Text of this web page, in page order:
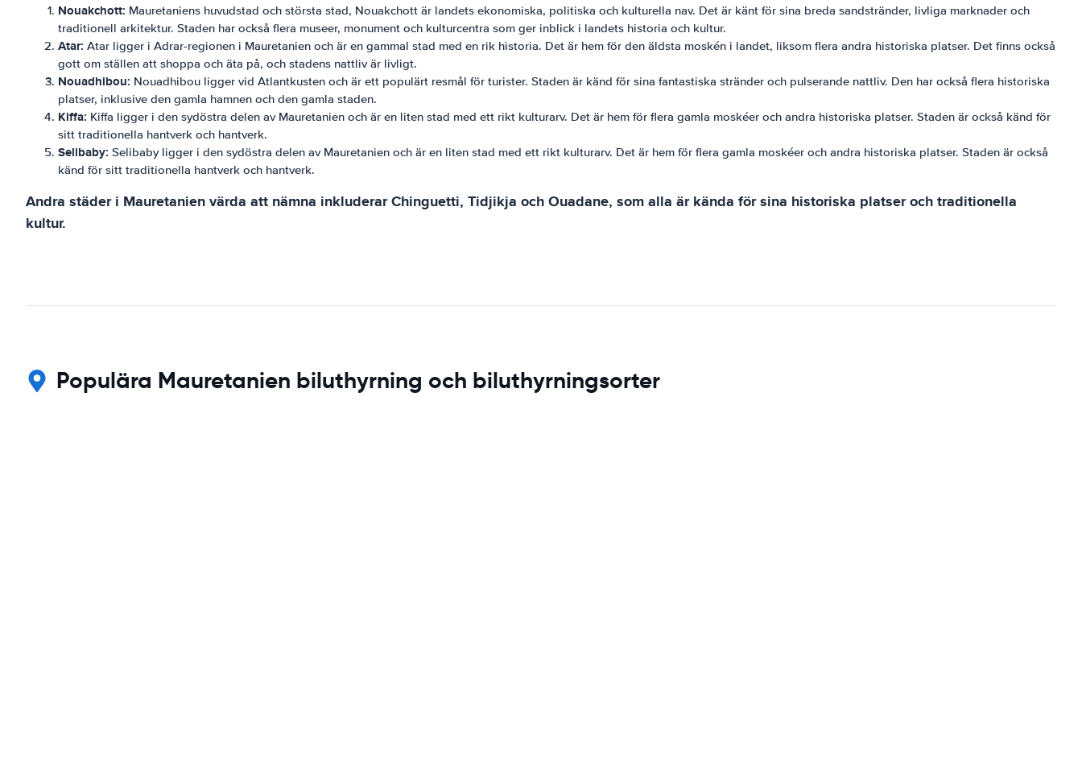
Nouakchott: Mauretaniens huvudstad och största stad, Nouakchott är landets ekonomiska, politiska och kulturella nav. Det är känt för sina breda sandstränder, livliga marknader och
traditionell arkitektur. Staden har också flera museer, monument och kulturcentra som ger inblick i landets historia och kultur.
Atar: Atar ligger i Adrar-regionen i Mauretanien och är en gammal stad med en rik historia. Det är hem för den äldsta moskén i landet, liksom flera andra historiska platser. Det finns också
gott om ställen att shoppa och äta på, och stadens nattliv är livligt.
Nouadhibou: Nouadhibou ligger vid Atlantkusten och är ett populärt resmål för turister. Staden är känd för sina fantastiska stränder och pulserande nattliv. Den har också flera historiska
platser, inklusive den gamla hamnen och den gamla staden.
Kiffa: Kiffa ligger i den sydöstra delen av Mauretanien och är en liten stad med ett rikt kulturarv. Det är hem för flera gamla moskéer och andra historiska platser. Staden är också känd för
sitt traditionella hantverk och hantverk.
Selibaby: Selibaby ligger i den sydöstra delen av Mauretanien och är en liten stad med ett rikt kulturarv. Det är hem för flera gamla moskéer och andra historiska platser. Staden är också
känd för sitt traditionella hantverk och hantverk.
Andra städer i Mauretanien värda att nämna inkluderar Chinguetti, Tidjikja och Ouadane, som alla är kända för sina historiska platser och traditionella
kultur.
Populära Mauretanien biluthyrning och biluthyrningsorter